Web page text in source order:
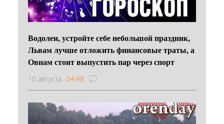
Водолеи, устройте себе небольшой праздник,
Львам лучше отложить финансовые траты, а
Овнам стоит выпустить пар через спорт
10 августа 04:48